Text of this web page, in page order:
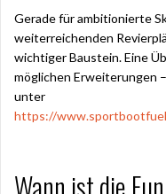
Gerade für ambitionierte
weiterreichenden
wichtiger Baustein. Eine
möglichen Erweiterungen
unter
https://